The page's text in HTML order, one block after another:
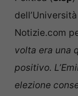
Notizie.com
volta era una
positivo.
elezione